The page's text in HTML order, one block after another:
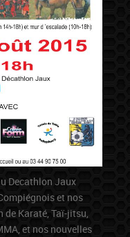
Decathlon Jaux
et nos
Karaté, Taï-jitsu,
et nos nouvelles